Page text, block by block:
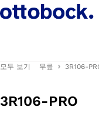
모두 보기 무릎 3R106-
3R106-PRO